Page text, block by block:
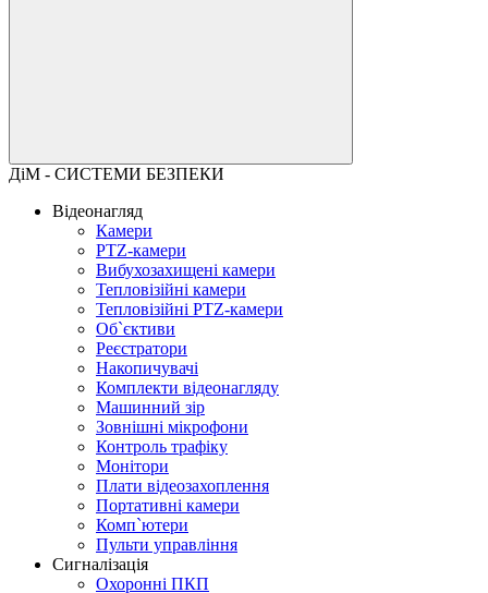
ДіМ - СИСТЕМИ БЕЗПЕКИ
Відеонагляд
Камери
PTZ-камери
Вибухозахищені камери
Тепловізійні камери
Тепловізійні PTZ-камери
Об`єктиви
Реєстратори
Накопичувачі
Комплекти відеонагляду
Машинний зір
Зовнішні мікрофони
Контроль трафіку
Монітори
Плати відеозахоплення
Портативні камери
Комп`ютери
Пульти управління
Сигналізація
Охоронні ПКП